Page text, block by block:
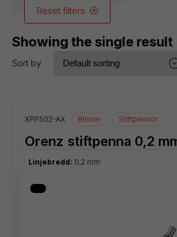
Reset filters
Showing the single result
Sort by
XPP502-AX Blister Stiftpennor
Orenz stiftpenna 0,2
Linjebredd: 0,2 mm